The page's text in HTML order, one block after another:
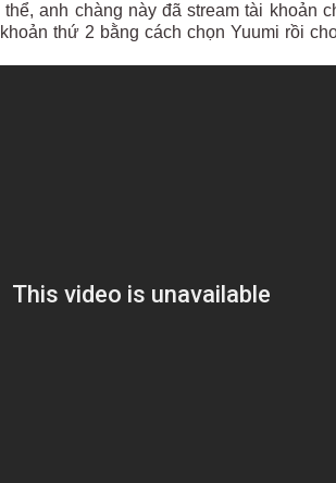
anh chàng này đã stream tài khoản
thứ 2 bằng cách chọn Yuumi rồi